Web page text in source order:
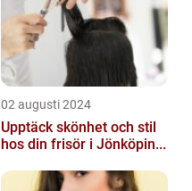
02 augusti 2024
Upptäck skönhet och stil
hos din frisör i Jönköpin...